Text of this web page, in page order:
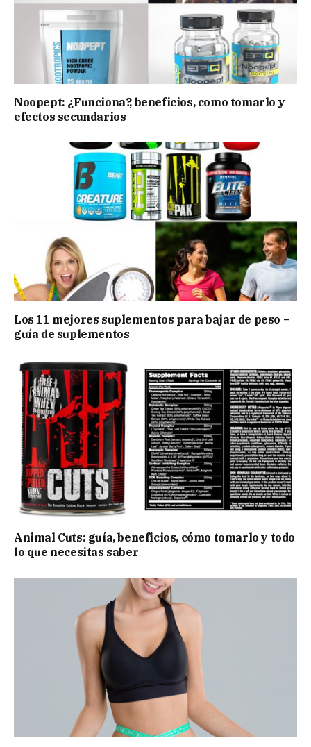
Noopept: ¿Funciona?, beneficios, como tomarlo y
efectos secundarios
Los 11 mejores suplementos para bajar de peso –
guía de suplementos
Animal Cuts: guía, beneficios, cómo tomarlo y todo
lo que necesitas saber